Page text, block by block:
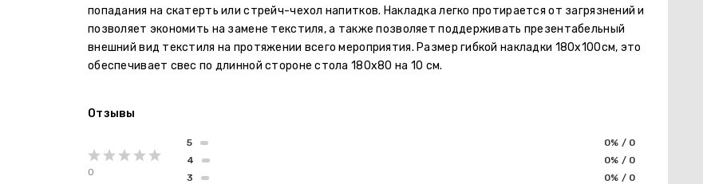
попадания на скатерть или стрейч-чехол напитков. Накладка легко протирается от загрязнений и
позволяет экономить на замене текстиля, а также позволяет поддерживать презентабельный
внешний вид текстиля на протяжении всего мероприятия. Размер гибкой накладки 180х100см, это
обеспечивает свес по длинной стороне стола 180х80 на 10 см.
Отзывы
0 3 0% / 0
4 0% / 0
5 0% / 0